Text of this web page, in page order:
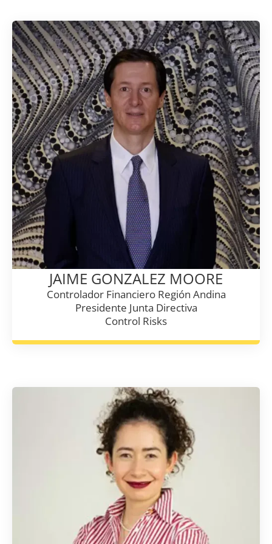
JAIME GONZALEZ MOORE
Controlador Financiero Región Andina
Presidente Junta Directiva
Control Risks